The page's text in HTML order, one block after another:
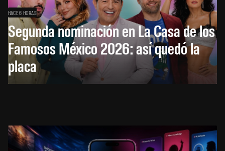
HACE 6 HORAS
Segunda nominación en La Casa de los
Famosos México 2026: así quedó la
placa